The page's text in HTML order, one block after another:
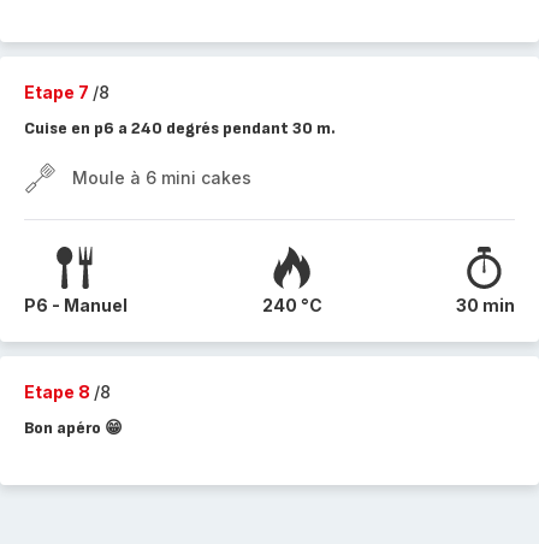
Etape 7 /8
Cuise en p6 a 240 degrés pendant 30 m.
Moule à 6 mini cakes
P6 - Manuel 240 °C 30 min
Etape 8 /8
Bon apéro 😁